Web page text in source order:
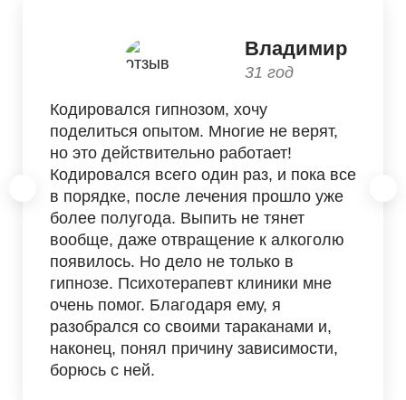
Владимир
31 год
Кодировался гипнозом, хочу
поделиться опытом. Многие не верят,
но это действительно работает!
Кодировался всего один раз, и пока все
в порядке, после лечения прошло уже
более полугода. Выпить не тянет
вообще, даже отвращение к алкоголю
появилось. Но дело не только в
гипнозе. Психотерапевт клиники мне
очень помог. Благодаря ему, я
разобрался со своими тараканами и,
наконец, понял причину зависимости,
борюсь с ней.